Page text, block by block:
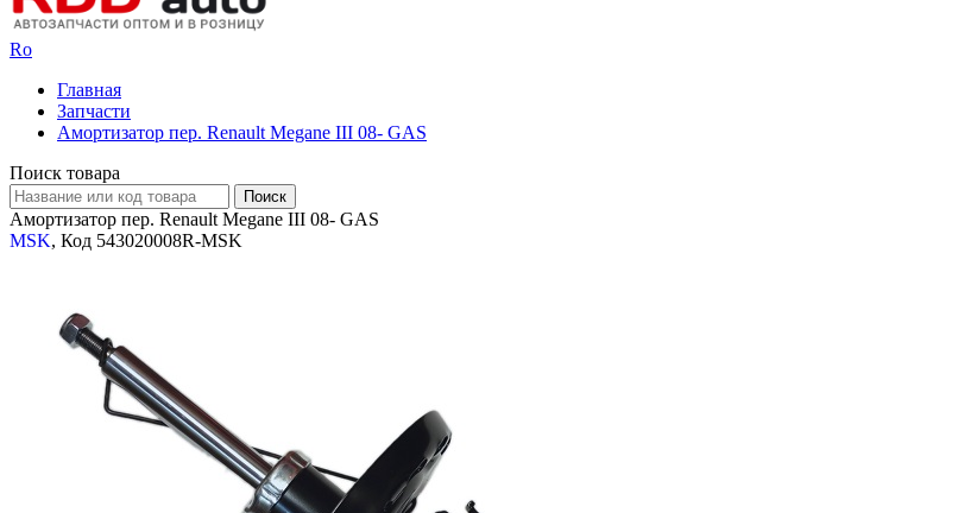
Ro
Главная
Запчасти
Амортизатор пер. Renault Megane III 08- GAS
Поиск товара
Амортизатор пер. Renault Megane III 08- GAS
MSK, Код 543020008R-MSK